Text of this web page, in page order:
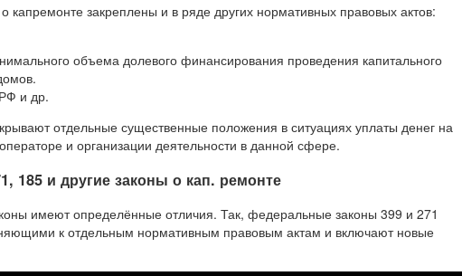
капремонте закреплены и в ряде других нормативных правовых актов:
объема долевого финансирования проведения капитального
и др.
отдельные существенные положения в ситуациях уплаты денег на
и организации деятельности в данной сфере.
185 и другие законы о кап. ремонте
имеют определённые отличия. Так, федеральные законы 399 и 271
к отдельным нормативным правовым актам и включают новые